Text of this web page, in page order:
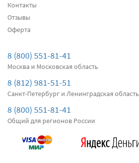
Контакты
Отзывы
Оферта
8 (800) 551-81-41
Москва и Московская область
8 (812) 981-51-51
Санкт-Петербург и Ленинградская область
8 (800) 551-81-41
Общий для регионов России